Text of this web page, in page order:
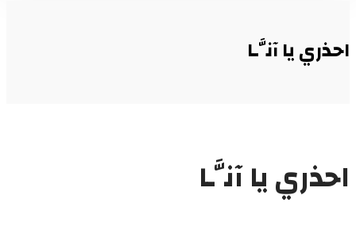
احذري يا آنَّـا
احذري يا آنَّـا